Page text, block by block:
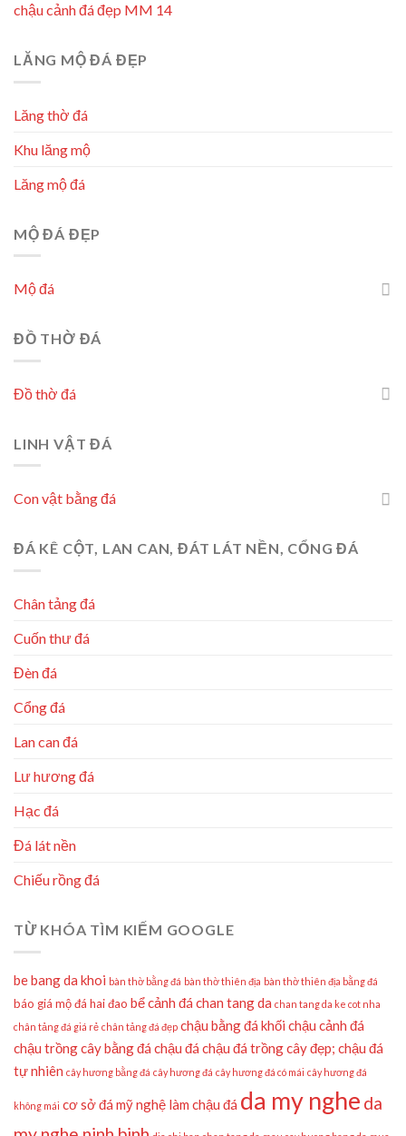
chậu cảnh đá đẹp MM 14
LĂNG MỘ ĐÁ ĐẸP
Lăng thờ đá
Khu lăng mộ
Lăng mộ đá
MỘ ĐÁ ĐẸP
Mộ đá
ĐỒ THỜ ĐÁ
Đồ thờ đá
LINH VẬT ĐÁ
Con vật bằng đá
ĐÁ KÊ CỘT, LAN CAN, ĐÁT LÁT NỀN, CỔNG ĐÁ
Chân tảng đá
Cuốn thư đá
Đèn đá
Cổng đá
Lan can đá
Lư hương đá
Hạc đá
Đá lát nền
Chiếu rồng đá
TỪ KHÓA TÌM KIẾM GOOGLE
be bang da khoi bàn thờ bằng đá bàn thờ thiên địa bàn thờ thiên địa bằng đá
báo giá mộ đá hai đao bể cảnh đá chan tang da chan tang da ke cot nha
chân tảng đá giá rẻ chân tảng đá đẹp chậu bằng đá khối chậu cảnh đá
chậu trồng cây bằng đá chậu đá chậu đá trồng cây đẹp; chậu đá
tự nhiên cây hương bằng đá cây hương đá cây hương đá có mái cây hương đá
không mái cơ sở đá mỹ nghệ làm chậu đá da my nghe da